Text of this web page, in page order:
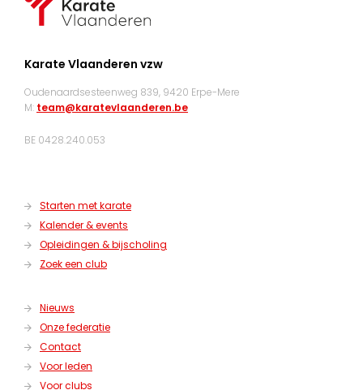
Karate Vlaanderen vzw
Oudenaardsesteenweg 839, 9420 Erpe-Mere
M: team@karatevlaanderen.be
BE 0428.240.053
Starten met karate
Kalender & events
Opleidingen & bijscholing
Zoek een club
Nieuws
Onze federatie
Contact
Voor leden
Voor clubs